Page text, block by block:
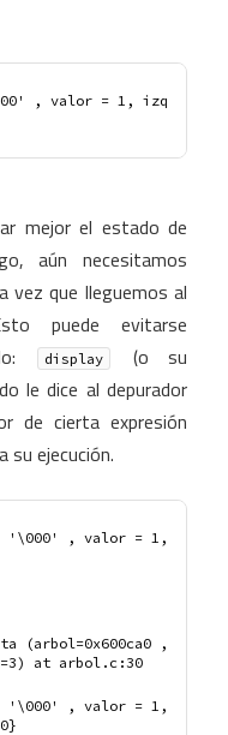
, valor = 1, izq
mejor el estado de
aún necesitamos
vez que lleguemos al
puede evitarse
display
(o su
le dice al depurador
de cierta expresión
su ejecución.
'\000' , valor = 1,
(arbol=0x600ca0 ,
at arbol.c:30
'\000' , valor = 1,